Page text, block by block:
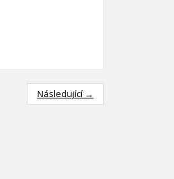
Následující →